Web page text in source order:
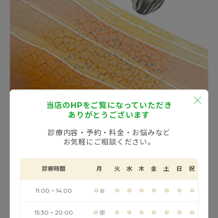
カウンセリングのご予約はこちら
清家院長がおすすめする理由
当店のHPをご覧になっていただき
ありがとうございます
診療内容・予約・料金・お悩みなど
お気軽にご相談ください。
診察時間 月 火 水 木 金 土 日 祝
11:00 ~ 14:00 ⚪︎ ※ ⚪︎ ⚪︎ ⚪︎ ⚪︎ ⚪︎ ⚪︎ ⚪︎
15:30 ~ 20:00 ⚪︎ ※ ⚪︎ ⚪︎ ⚪︎ ⚪︎ ⚪︎ ⚪︎ ⚪︎